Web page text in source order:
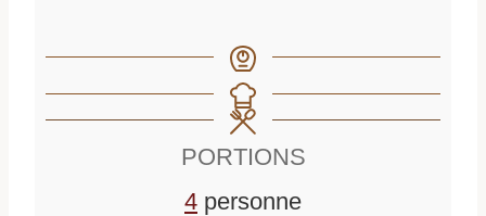
PORTIONS
4 personne